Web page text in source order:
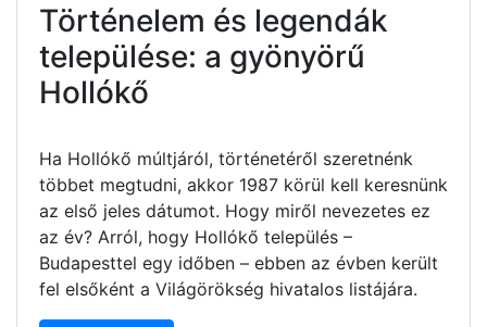
Történelem és legendák
települése: a gyönyörű
Hollókő
Ha Hollókő múltjáról, történetéről szeretnénk
többet megtudni, akkor 1987 körül kell keresnünk
az első jeles dátumot. Hogy miről nevezetes ez
az év? Arról, hogy Hollókő település –
Budapesttel egy időben – ebben az évben került
fel elsőként a Világörökség hivatalos listájára.